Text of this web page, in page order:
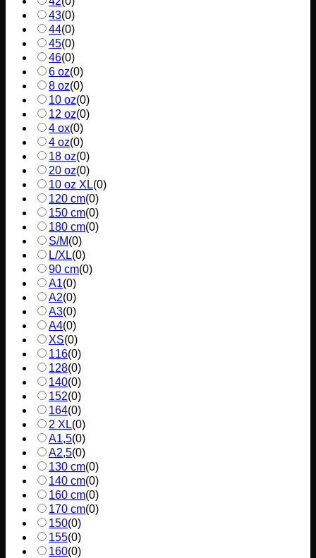
43(0)
44(0)
45(0)
46(0)
6 oz(0)
8 oz(0)
10 oz(0)
12 oz(0)
4 ox(0)
4 oz(0)
18 oz(0)
20 oz(0)
10 oz XL(0)
120 cm(0)
150 cm(0)
180 cm(0)
S/M(0)
L/XL(0)
90 cm(0)
A1(0)
A2(0)
A3(0)
A4(0)
XS(0)
116(0)
128(0)
140(0)
152(0)
164(0)
2 XL(0)
A1,5(0)
A2,5(0)
130 cm(0)
140 cm(0)
160 cm(0)
170 cm(0)
150(0)
155(0)
160(0)